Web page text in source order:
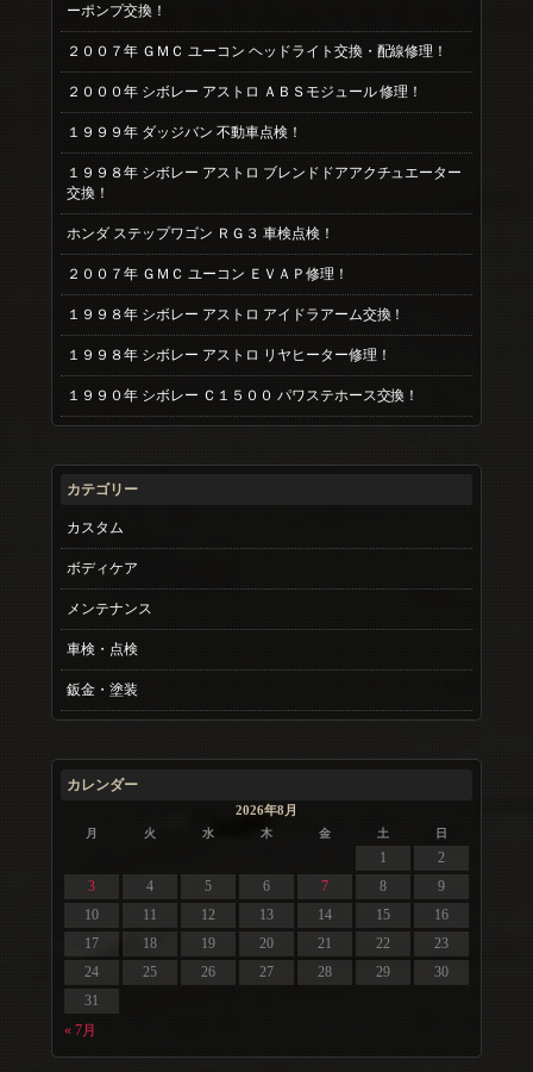
ーポンプ交換！
２００７年 ＧＭＣ ユーコン ヘッドライト交換・配線修理！
２０００年 シボレー アストロ ＡＢＳモジュール 修理！
１９９９年 ダッジバン 不動車点検！
１９９８年 シボレー アストロ ブレンドドアアクチュエーター
交換！
ホンダ ステップワゴン ＲＧ３ 車検点検！
２００７年 ＧＭＣ ユーコン ＥＶＡＰ修理！
１９９８年 シボレー アストロ アイドラアーム交換！
１９９８年 シボレー アストロ リヤヒーター修理！
１９９０年 シボレー Ｃ１５００ パワステホース交換！
カテゴリー
カスタム
ボディケア
メンテナンス
車検・点検
鈑金・塗装
カレンダー
2026年8月
月 火 水 木 金 土 日
« 7月
1
2
3
4 5 6 7 8
9
10
11 12 13 14 15
16
17
18 19 20 21 22
23
24
25 26 27 28 29
30
31